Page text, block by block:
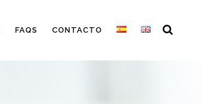
FAQS CONTACTO